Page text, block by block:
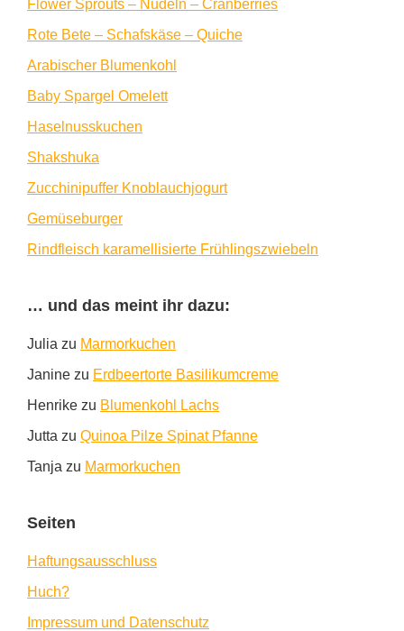
Flower Sprouts – Nudeln – Cranberries
Rote Bete – Schafskäse – Quiche
Arabischer Blumenkohl
Baby Spargel Omelett
Haselnusskuchen
Shakshuka
Zucchinipuffer Knoblauchjogurt
Gemüseburger
Rindfleisch karamellisierte Frühlingszwiebeln
… und das meint ihr dazu:
Julia zu Marmorkuchen
Janine zu Erdbeertorte Basilikumcreme
Henrike zu Blumenkohl Lachs
Jutta zu Quinoa Pilze Spinat Pfanne
Tanja zu Marmorkuchen
Seiten
Haftungsausschluss
Huch?
Impressum und Datenschutz